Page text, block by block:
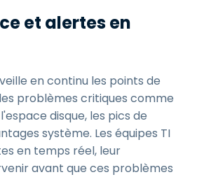
et alertes en
en continu les points de
problèmes critiques comme
disque, les pics de
système. Les équipes TI
en temps réel, leur
avant que ces problèmes